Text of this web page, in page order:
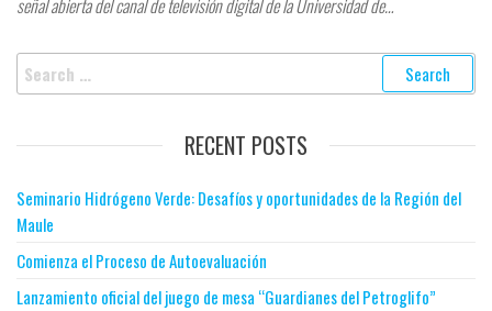
señal abierta del canal de televisión digital de la Universidad de…
RECENT POSTS
Seminario Hidrógeno Verde: Desafíos y oportunidades de la Región del
Maule
Comienza el Proceso de Autoevaluación
Lanzamiento oficial del juego de mesa “Guardianes del Petroglifo”